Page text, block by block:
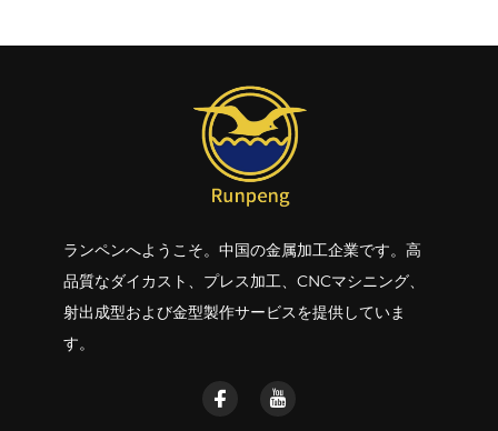
ランペンへようこそ。中国の金属加工企業です。高
品質なダイカスト、プレス加工、CNCマシニング、
射出成型および金型製作サービスを提供していま
す。